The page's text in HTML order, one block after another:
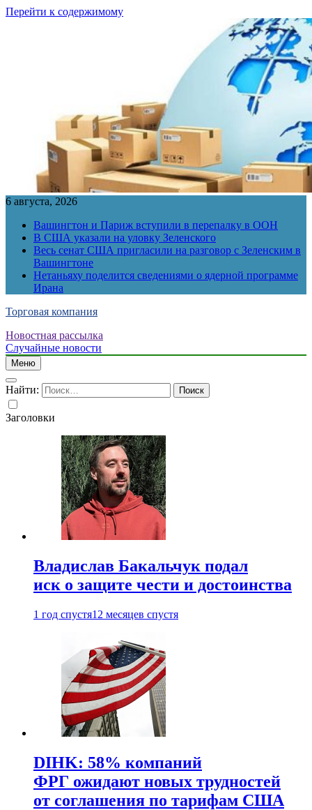
Перейти к содержимому
6 августа, 2026
Вашингтон и Париж вступили в перепалку в ООН
В США указали на уловку Зеленского
Весь сенат США пригласили на разговор с Зеленским в
Вашингтоне
Нетаньяху поделится сведениями о ядерной программе
Ирана
Торговая компания
Новостная рассылка
Случайные новости
Меню
Найти:
Заголовки
Владислав Бакальчук подал
иск о защите чести и достоинства
1 год спустя12 месяцев спустя
DIHK: 58% компаний
ФРГ ожидают новых трудностей
от соглашения по тарифам США